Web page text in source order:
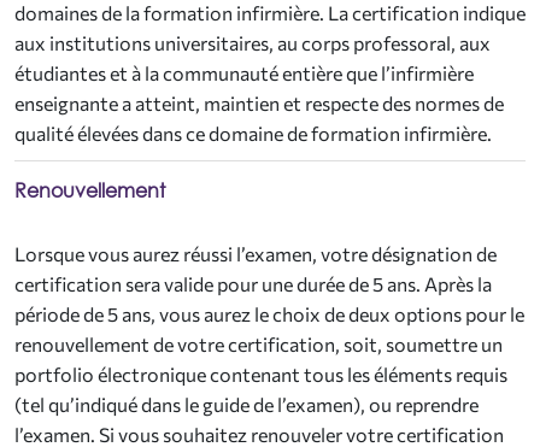
domaines de la formation infirmière. La certification indique
aux institutions universitaires, au corps professoral, aux
étudiantes et à la communauté entière que l’infirmière
enseignante a atteint, maintien et respecte des normes de
qualité élevées dans ce domaine de formation infirmière.
Renouvellement
Lorsque vous aurez réussi l’examen, votre désignation de
certification sera valide pour une durée de 5 ans. Après la
période de 5 ans, vous aurez le choix de deux options pour le
renouvellement de votre certification, soit, soumettre un
portfolio électronique contenant tous les éléments requis
(tel qu’indiqué dans le guide de l’examen), ou reprendre
l’examen. Si vous souhaitez renouveler votre certification